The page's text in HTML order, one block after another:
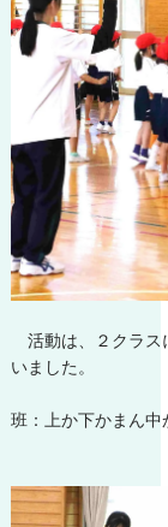
活動は、２クラス
いました。
班：上か下か